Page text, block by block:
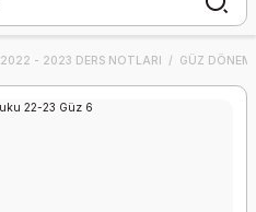
2022 - 2023 DERS NOTLARI GÜZ DÖNEMİ